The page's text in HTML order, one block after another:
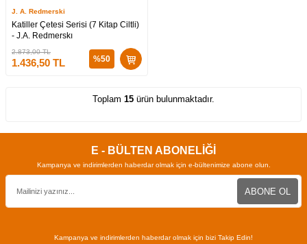
J. A. Redmerski
Katiller Çetesi Serisi (7 Kitap Ciltli)
- J.A. Redmerskı
2.873,00TL
1.436,50 TL %50
Toplam 15 ürün bulunmaktadır.
E - BÜLTEN ABONELİĞİ
Kampanya ve indirimlerden haberdar olmak için e-bültenimize abone olun.
ABONE OL
Kampanya ve indirimlerden haberdar olmak için bizi Takip Edin!